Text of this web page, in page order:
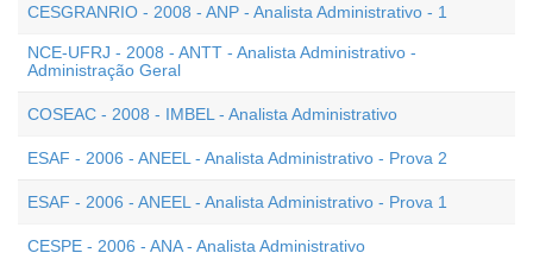
CESGRANRIO - 2008 - ANP - Analista Administrativo - 1
NCE-UFRJ - 2008 - ANTT - Analista Administrativo -
Administração Geral
COSEAC - 2008 - IMBEL - Analista Administrativo
ESAF - 2006 - ANEEL - Analista Administrativo - Prova 2
ESAF - 2006 - ANEEL - Analista Administrativo - Prova 1
CESPE - 2006 - ANA - Analista Administrativo